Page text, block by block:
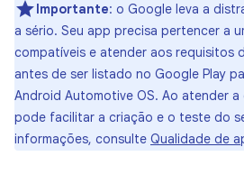
Importante: o Google leva a
a sério. Seu app precisa pertencer a
compatíveis e atender aos requisitos
antes de ser listado no Google Play
Android Automotive OS. Ao atender
pode facilitar a criação e o teste do
informações, consulte Qualidade de